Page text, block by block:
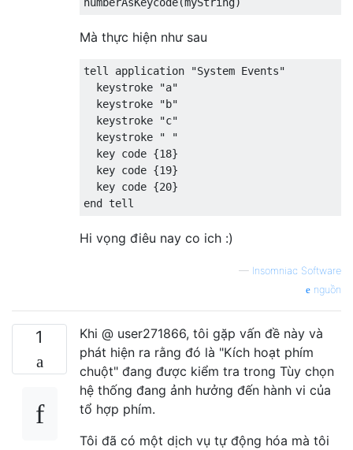
Mà thực hiện như sau
tell application "System Events"
  keystroke "a"
  keystroke "b"
  keystroke "c"
  keystroke " "
  key code {18}
  key code {19}
  key code {20}
Hi vọng điêu nay co ich :)
— Insomniac Software
nguồn
1
Khi @ user271866, tôi gặp vấn đề này và
phát hiện ra rằng đó là "Kích hoạt phím
chuột" đang được kiểm tra trong Tùy chọn
hệ thống đang ảnh hưởng đến hành vi của
tổ hợp phím.
Tôi đã có một dịch vụ tự động hóa mà tôi